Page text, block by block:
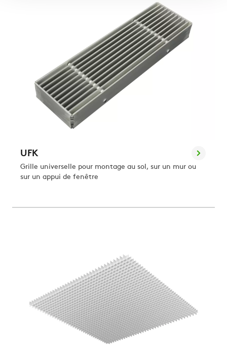
UFK
Grille universelle pour montage au sol, sur un mur ou
sur un appui de fenêtre